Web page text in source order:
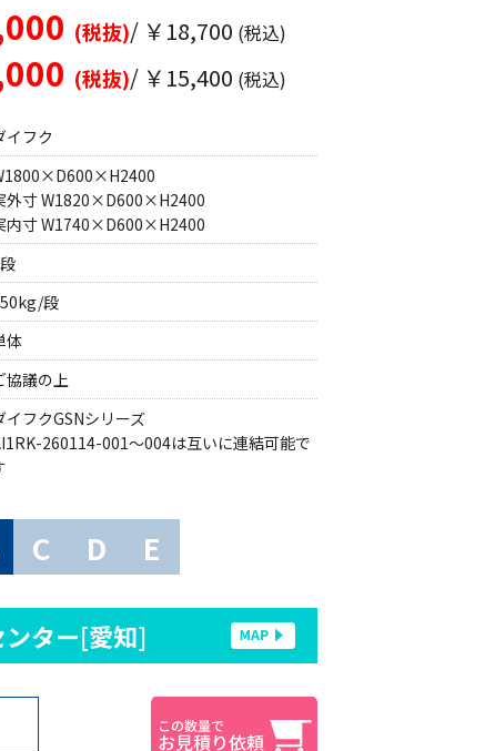
(税抜)/ ￥18,700 (税込)
(税抜)/ ￥15,400 (税込)
イフク
外寸 W1820×D600×H2400
内寸 W1740×D600×H2400
段
体
協議の上
イフクGSNシリーズ
260114-001～004は互いに連結可能で
C D E
ター[愛知]